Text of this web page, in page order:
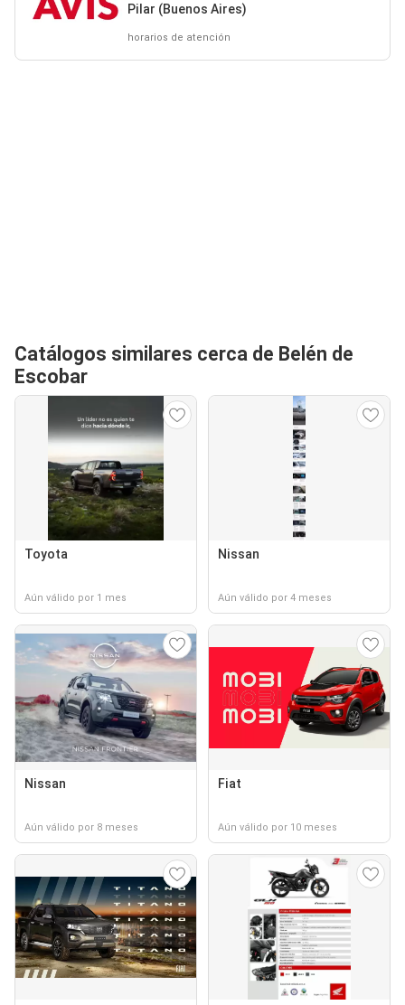
Pilar (Buenos Aires)
horarios de atención
Catálogos similares cerca de Belén de
Escobar
Toyota
Aún válido por 1 mes
Nissan
Aún válido por 4 meses
Nissan
Aún válido por 8 meses
Fiat
Aún válido por 10 meses